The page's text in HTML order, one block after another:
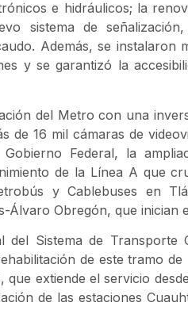
e hidráulicos; la
sistema de
Además, se instalaron
y se garantizó la
del Metro con una
de 16 mil cámaras de
Federal, la
de la Línea A que
y Cablebuses en
Álvaro Obregón, que inician
Sistema de Transporte
de este tramo
extiende el servicio
de las estaciones